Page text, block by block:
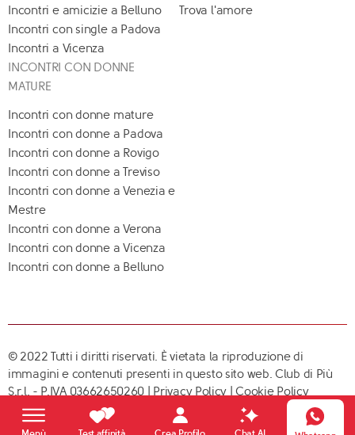
Incontri e amicizie a Belluno
Incontri con single a Padova
Incontri a Vicenza
Trova l'amore
INCONTRI CON DONNE
MATURE
Incontri con donne mature
Incontri con donne a Padova
Incontri con donne a Rovigo
Incontri con donne a Treviso
Incontri con donne a Venezia e
Mestre
Incontri con donne a Verona
Incontri con donne a Vicenza
Incontri con donne a Belluno
© 2022 Tutti i diritti riservati. È vietata la riproduzione di
immagini e contenuti presenti in questo sito web. Club di Più
S.r.l. - P.IVA 03662650260 | Privacy Policy |Cookie Policy